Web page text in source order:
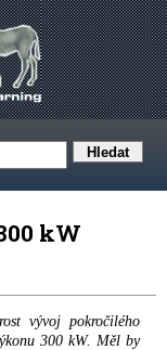
kW
vývoj pokročilého
300 kW. Měl by